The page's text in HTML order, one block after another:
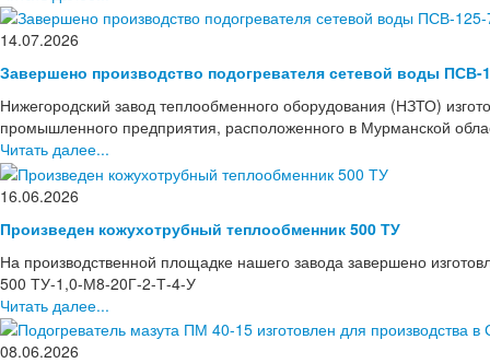
14.07.2026
Завершено производство подогревателя сетевой воды ПСВ-
Нижегородский завод теплообменного оборудования (НЗТО)
промышленного предприятия, расположенного в Мурманской
Читать далее...
16.06.2026
Произведен кожухотрубный теплообменник 500 ТУ
На производственной площадке нашего завода завершено
500 ТУ-1,0-М8-20Г-2-Т-4-У
Читать далее...
08.06.2026